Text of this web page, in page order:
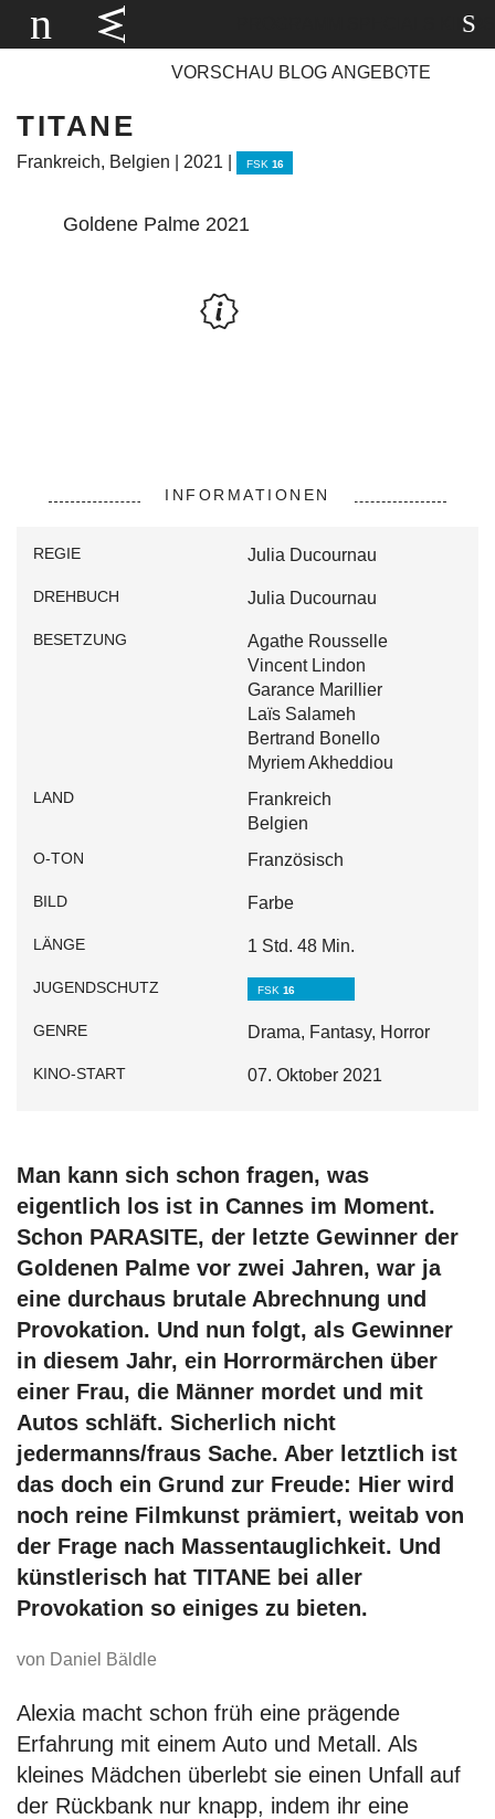
KINOS
VORSCHAU BLOG ANGEBOTE
TITANE
Frankreich, Belgien | 2021 | FSK 16
Goldene Palme 2021
INFORMATIONEN
REGIE Julia Ducournau
DREHBUCH Julia Ducournau
BESETZUNG
Agathe Rousselle
Vincent Lindon
Garance Marillier
Laïs Salameh
Bertrand Bonello
Myriem Akheddiou
LAND
Frankreich
Belgien
O-TON Französisch
BILD Farbe
LÄNGE 1 Std. 48 Min.
JUGENDSCHUTZ FSK 16
GENRE Drama, Fantasy, Horror
KINO-START 07. Oktober 2021
Man kann sich schon fragen, was
eigentlich los ist in Cannes im Moment.
Schon PARASITE, der letzte Gewinner der
Goldenen Palme vor zwei Jahren, war ja
eine durchaus brutale Abrechnung und
Provokation. Und nun folgt, als Gewinner
in diesem Jahr, ein Horrormärchen über
einer Frau, die Männer mordet und mit
Autos schläft. Sicherlich nicht
jedermanns/fraus Sache. Aber letztlich ist
das doch ein Grund zur Freude: Hier wird
noch reine Filmkunst prämiert, weitab von
der Frage nach Massentauglichkeit. Und
künstlerisch hat TITANE bei aller
Provokation so einiges zu bieten.
von Daniel Bäldle
Alexia macht schon früh eine prägende
Erfahrung mit einem Auto und Metall. Als
kleines Mädchen überlebt sie einen Unfall auf
der Rückbank nur knapp, indem ihr eine